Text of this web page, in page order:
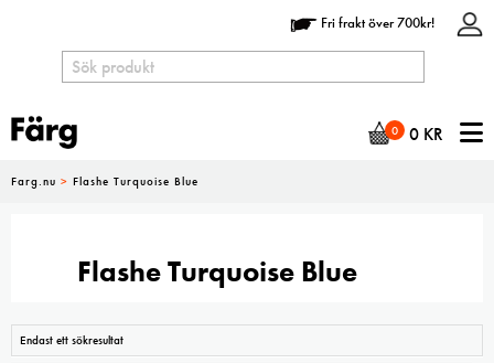
Fri frakt över 700kr!
0 0 KR
Farg.nu > Flashe Turquoise Blue
Flashe Turquoise Blue
Endast ett sökresultat